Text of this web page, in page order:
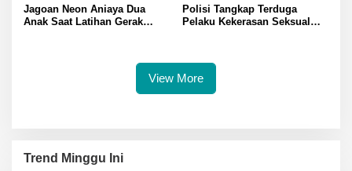
Jagoan Neon Aniaya Dua
Anak Saat Latihan Gerak
Polisi Tangkap Terduga
Pelaku Kekerasan Seksual
View More
Trend Minggu Ini